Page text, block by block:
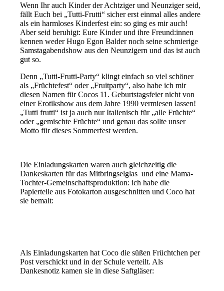
Wenn Ihr auch Kinder der Achtziger und Neunziger seid,
fällt Euch bei „Tutti-Frutti“ sicher erst einmal alles andere
als ein harmloses Kinderfest ein: so ging es mir auch!
Aber seid beruhigt: Eure Kinder und ihre Freund:innen
kennen weder Hugo Egon Balder noch seine schmierige
Samstagabendshow aus den Neunzigern und das ist auch
gut so.
Denn „Tutti-Frutti-Party“ klingt einfach so viel schöner
als „Früchtefest“ oder „Fruitparty“, also habe ich mir
diesen Namen für Cocos 11. Geburtstagsfeier nicht von
einer Erotikshow aus dem Jahre 1990 vermiesen lassen!
„Tutti frutti“ ist ja auch nur Italienisch für „alle Früchte“
oder „gemischte Früchte“ und genau das sollte unser
Motto für dieses Sommerfest werden.
Die Einladungskarten waren auch gleichzeitig die
Dankeskarten für das Mitbringselglas und eine Mama-
Tochter-Gemeinschaftsproduktion: ich habe die
Papierteile aus Fotokarton ausgeschnitten und Coco hat
sie bemalt:
Als Einladungskarten hat Coco die süßen Früchtchen per
Post verschickt und in der Schule verteilt. Als
Dankesnotiz kamen sie in diese Saftgläser: